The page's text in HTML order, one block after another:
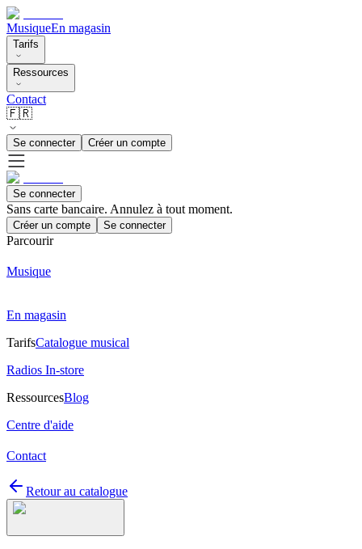
MusiqueEn magasin
Tarifs
Ressources
Contact
🇫🇷
Se connecter Créer un compte
Se connecter
Sans carte bancaire. Annulez à tout moment.
Créer un compte Se connecter
Parcourir
Musique
En magasin
TarifsCatalogue musical
Radios In-store
RessourcesBlog
Centre d'aide
Contact
Retour au catalogue